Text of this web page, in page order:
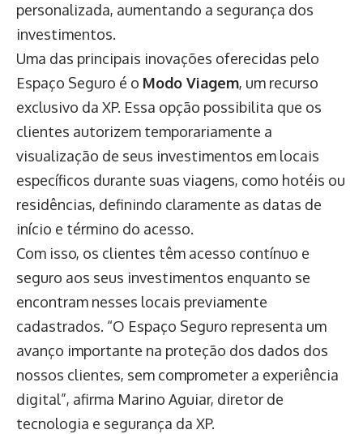
personalizada, aumentando a segurança dos
investimentos.
Uma das principais inovações oferecidas pelo
Espaço Seguro é o Modo Viagem, um recurso
exclusivo da XP. Essa opção possibilita que os
clientes autorizem temporariamente a
visualização de seus investimentos em locais
específicos durante suas viagens, como hotéis ou
residências, definindo claramente as datas de
início e término do acesso.
Com isso, os clientes têm acesso contínuo e
seguro aos seus investimentos enquanto se
encontram nesses locais previamente
cadastrados. “O Espaço Seguro representa um
avanço importante na proteção dos dados dos
nossos clientes, sem comprometer a experiência
digital”, afirma Marino Aguiar, diretor de
tecnologia e segurança da XP.